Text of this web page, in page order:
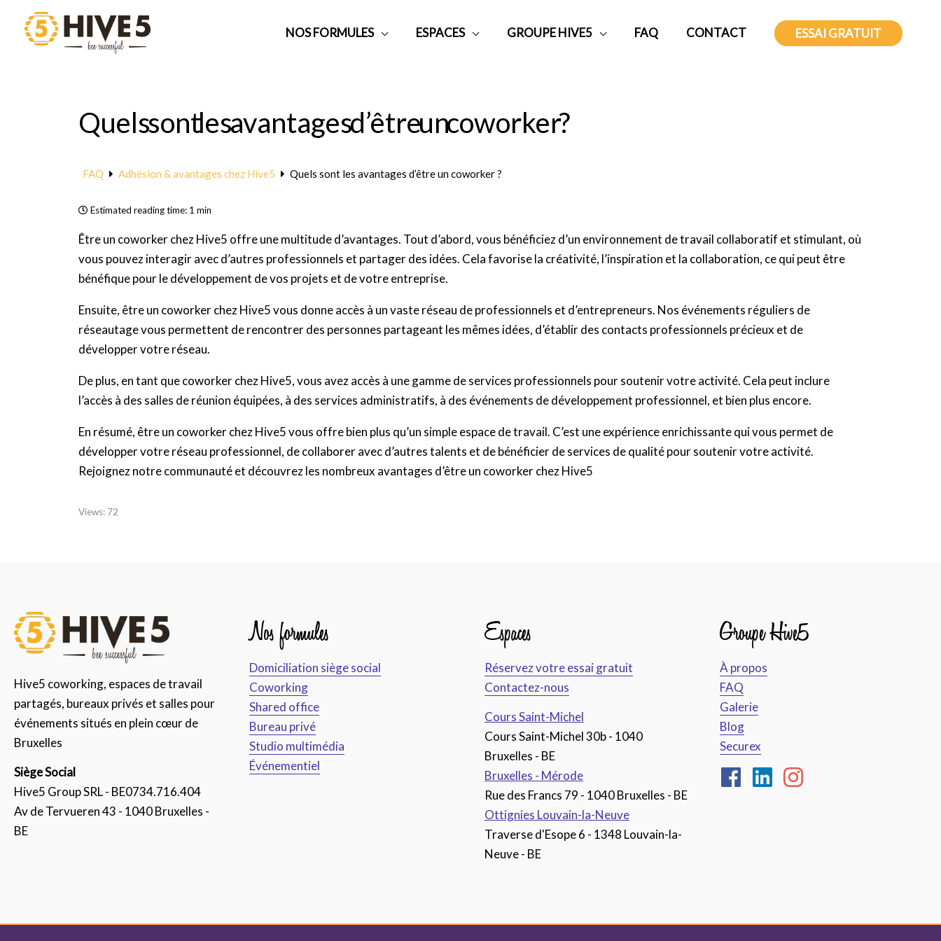
contenu
NOS FORMULES ESPACES GROUPE HIVE5 FAQ CONTACT ESSAI GRATUIT
Quels sont les avantages d’être un coworker ?
FAQ Adhésion & avantages chez Hive5 Quels sont les avantages d’être un coworker ?
Estimated reading time: 1 min
Être un coworker chez Hive5 offre une multitude d’avantages. Tout d’abord, vous bénéficiez d’un environnement de travail collaboratif et stimulant, où
vous pouvez interagir avec d’autres professionnels et partager des idées. Cela favorise la créativité, l’inspiration et la collaboration, ce qui peut être
bénéfique pour le développement de vos projets et de votre entreprise.
Ensuite, être un coworker chez Hive5 vous donne accès à un vaste réseau de professionnels et d’entrepreneurs. Nos événements réguliers de
réseautage vous permettent de rencontrer des personnes partageant les mêmes idées, d’établir des contacts professionnels précieux et de
développer votre réseau.
De plus, en tant que coworker chez Hive5, vous avez accès à une gamme de services professionnels pour soutenir votre activité. Cela peut inclure
l’accès à des salles de réunion équipées, à des services administratifs, à des événements de développement professionnel, et bien plus encore.
En résumé, être un coworker chez Hive5 vous offre bien plus qu’un simple espace de travail. C’est une expérience enrichissante qui vous permet de
développer votre réseau professionnel, de collaborer avec d’autres talents et de bénéficier de services de qualité pour soutenir votre activité.
Rejoignez notre communauté et découvrez les nombreux avantages d’être un coworker chez Hive5
Views: 72
Hive5 coworking, espaces de travail
partagés, bureaux privés et salles pour
événements situés en plein cœur de
Bruxelles
Siège Social
Hive5 Group SRL - BE0734.716.404
Av de Tervueren 43 - 1040 Bruxelles -
BE
Nos formules
Domiciliation siège social
Coworking
Shared office
Bureau privé
Studio multimédia
Événementiel
Espaces
Réservez votre essai gratuit
Contactez-nous
Cours Saint-Michel
Cours Saint-Michel 30b - 1040
Bruxelles - BE
Bruxelles - Mérode
Rue des Francs 79 - 1040 Bruxelles - BE
Ottignies Louvain-la-Neuve
Traverse d'Esope 6 - 1348 Louvain-la-
Neuve - BE
Groupe Hive5
À propos
FAQ
Galerie
Blog
Securex